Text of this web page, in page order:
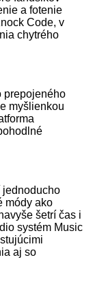
a fotenie
Code, v
chytrého
prepojeného
myšlienkou
jednoducho
módy ako
šetrí čas i
systém Music
aj so